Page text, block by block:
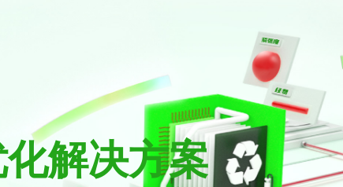
解决方案